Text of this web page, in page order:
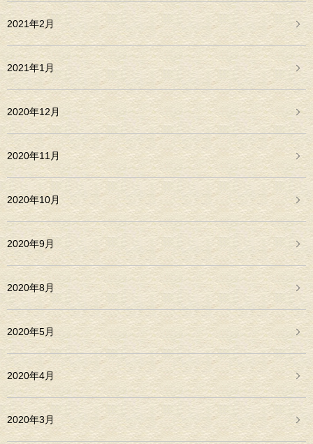
2021年2月
2021年1月
2020年12月
2020年11月
2020年10月
2020年9月
2020年8月
2020年5月
2020年4月
2020年3月